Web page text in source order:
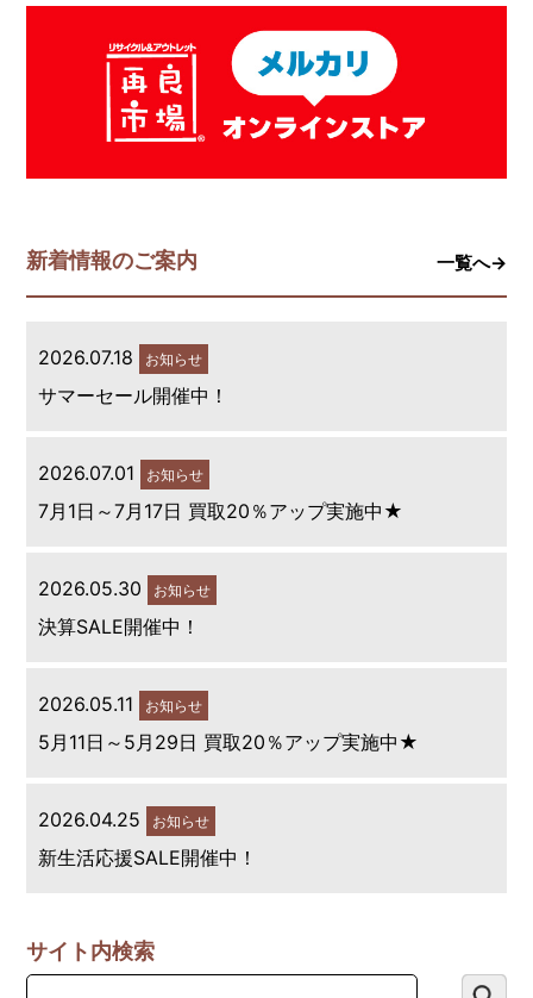
新着情報のご案内 一覧へ→
2026.07.18 お知らせ
サマーセール開催中！
2026.07.01 お知らせ
7月1日～7月17日 買取20％アップ実施中★
2026.05.30 お知らせ
決算SALE開催中！
2026.05.11 お知らせ
5月11日～5月29日 買取20％アップ実施中★
2026.04.25 お知らせ
新生活応援SALE開催中！
サイト内検索